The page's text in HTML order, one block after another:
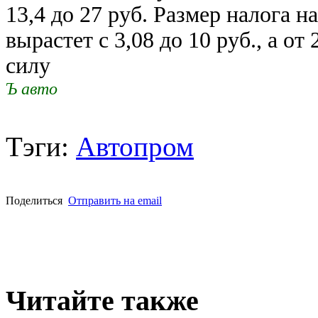
13,4 до 27 руб. Размер налога
вырастет с 3,08 до 10 руб., а
силу
Ъ авто
Тэги: Автопром
Поделиться Отправить на email
Читайте также